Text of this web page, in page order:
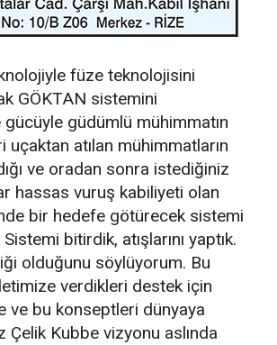
füze teknolojisini
GÖKTAN sistemini
güdümlü mühimmatın
atılan mühimmatların
ve oradan sonra istediğiniz
hassas vuruş kabiliyeti olan
bir hedefe götürecek sistemi
bitirdik, atışlarını yaptık.
olduğunu söylüyorum. Bu
verdikleri destek için
ve bu konseptleri dünyaya
Kubbe vizyonu aslında